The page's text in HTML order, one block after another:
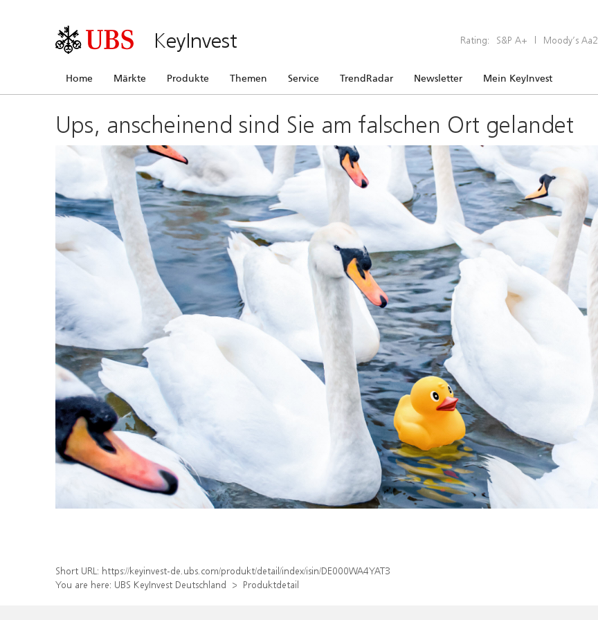
KeyInvest Rating: S&P A+ | Moody’s Aa2
Home Märkte Produkte Themen Service TrendRadar Newsletter Mein KeyInvest
Ups, anscheinend sind Sie am falschen Ort gelandet
Short URL: https://keyinvest-de.ubs.com/produkt/detail/index/isin/DE000WA4YAT3
You are here: UBS KeyInvest Deutschland Produktdetail